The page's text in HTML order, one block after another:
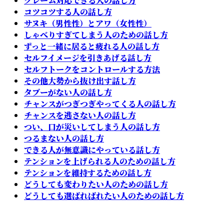
コツコツする人の話し方
サヌキ（男性性）とアワ（女性性）
しゃべりすぎてしまう人のための話し方
ずっと一緒に居ると疲れる人の話し方
セルフイメージを引きあげる話し方
セルフトークをコントロールする方法
その他大勢から抜け出す話し方
タブーがない人の話し方
チャンスがつぎつぎやってくる人の話し方
チャンスを逃さない人の話し方
つい、口が災いしてしまう人の話し方
つるまない人の話し方
できる人が無意識にやっている話し方
テンションを上げられる人のための話し方
テンションを維持するための話し方
どうしても変わりたい人のための話し方
どうしても選ばればれたい人のための話し方